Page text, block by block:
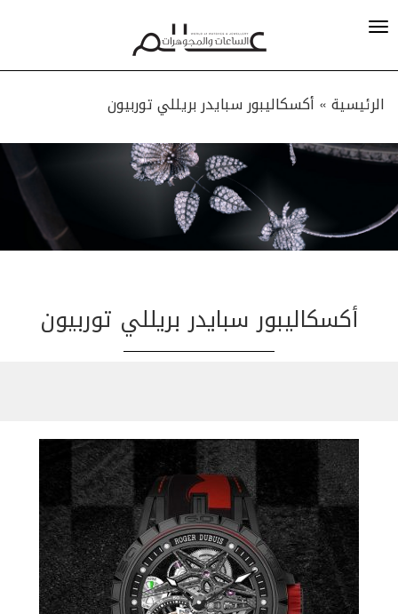
الرئيسية » أكسكاليبور سبايدر بريللي توربيون
أكسكاليبور سبايدر بريللي توربيون